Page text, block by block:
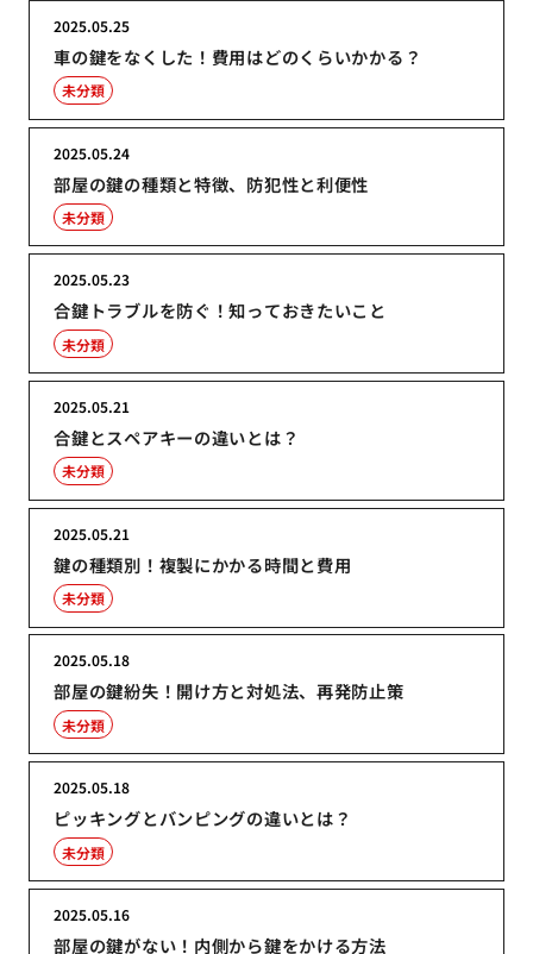
車の鍵をなくした！費用はどのくらいかかる？
2025.05.25
未分類
部屋の鍵の種類と特徴、防犯性と利便性
2025.05.24
未分類
合鍵トラブルを防ぐ！知っておきたいこと
2025.05.23
未分類
合鍵とスペアキーの違いとは？
2025.05.21
未分類
鍵の種類別！複製にかかる時間と費用
2025.05.21
未分類
部屋の鍵紛失！開け方と対処法、再発防止策
2025.05.18
未分類
ピッキングとバンピングの違いとは？
2025.05.18
未分類
部屋の鍵がない！内側から鍵をかける方法
2025.05.16